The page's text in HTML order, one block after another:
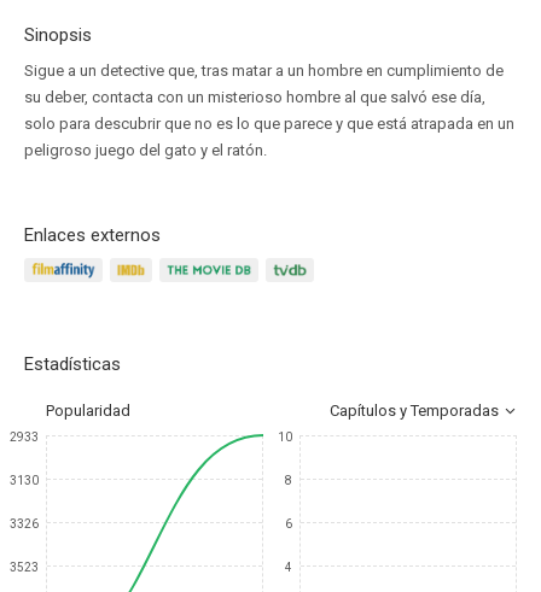
Sinopsis
Sigue a un detective que, tras matar a un hombre en cumplimiento de
su deber, contacta con un misterioso hombre al que salvó ese día,
solo para descubrir que no es lo que parece y que está atrapada en un
peligroso juego del gato y el ratón.
Enlaces externos
Estadísticas
Popularidad Capítulos y Temporadas
2933
3130
3326
3523
10
8
6
4